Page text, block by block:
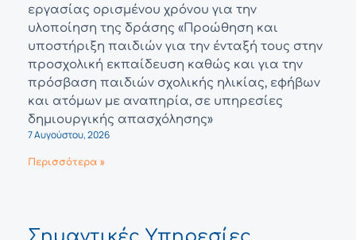
εργασίας ορισμένου χρόνου για την
υλοποίηση της δράσης «Προώθηση και
υποστήριξη παιδιών για την ένταξή τους στην
προσχολική εκπαίδευση καθώς και για την
πρόσβαση παιδιών σχολικής ηλικίας, εφήβων
και ατόμων με αναπηρία, σε υπηρεσίες
δημιουργικής απασχόλησης»
7 Αυγούστου, 2026
Περισσότερα »